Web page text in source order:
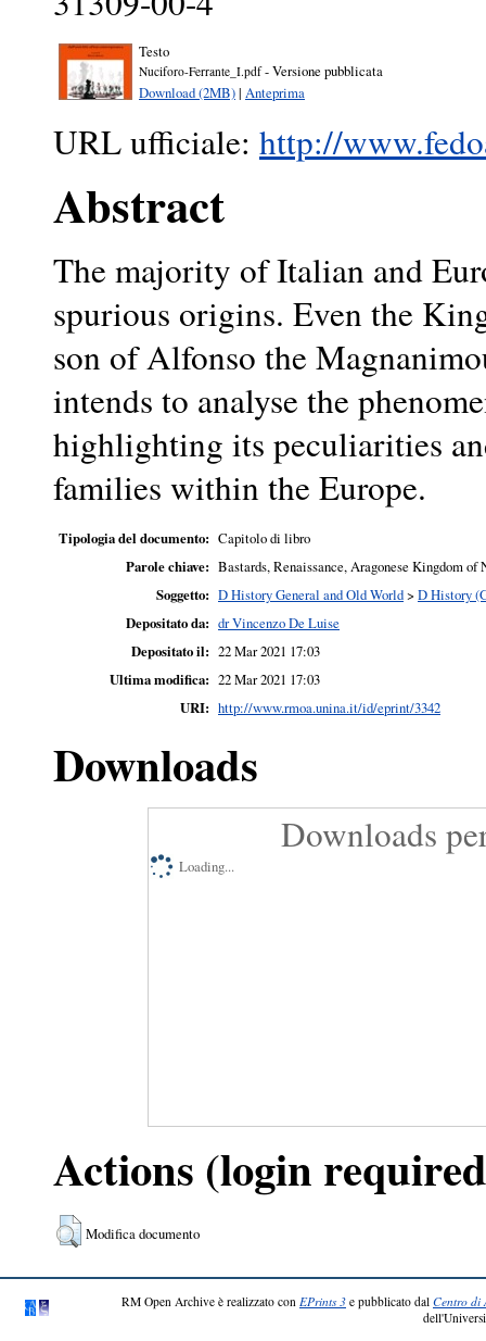
Testo
Nuciforo-Ferrante_I.pdf- Versione pubblicata
Download (2MB)| Anteprima
URL ufficiale: http://
Abstract
The majority of Italian and
spurious origins. Even the
son of Alfonso the
intends to analyse the
highlighting its peculiarities
families within the Europe.
Tipologia del documento: Capitolo di libro
Parole chiave: Bastards, Renaissance, Aragonese Kingdom of
Soggetto: D History General and Old World> D History
Depositato da: dr Vincenzo De Luise
Depositato il: 22 Mar 2021 17:03
Ultima modifica: 22 Mar 2021 17:03
URI: http://www.rmoa.unina.it/id/eprint/3342
Downloads
Downloads
Loading...
Actions (login
Modifica documento
RM Open Archive è realizzato con EPrints 3 e pubblicato dal Centro di